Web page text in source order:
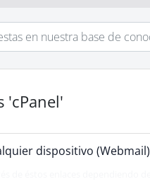
'cPanel'
dispositivo (Webmail)